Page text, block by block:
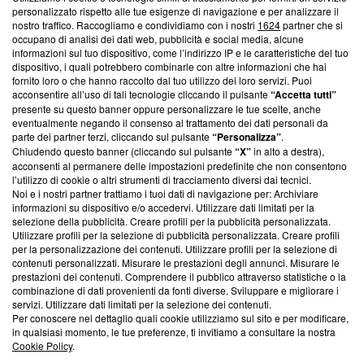
Questa sezione offre informazioni trasparenti su Blasting
News, sui nostri processi editoriali e su come ci impegniamo a
creare news di qualità. Inoltre, afferma la nostra aderenza a
‘Trust Project - News with Integrity’Blasting News non è
ancora membro del programma, ma ha richiesto di farne
parte; Trust Project non ha ancora effettuato una verifica di
conformità agli standard.
Su di noi
Team editoriale
Corporate
Redazione
Informativa Privacy
Cookie Policy
Blasting SA, IDI CHE-247.845.224, Via Carlo Frasca, 3 - 6900
Lugano (Svizzera) Tel:+39 0690258937
© 2026 Blasting News
personalizzato rispetto alle tue esigenze di navigazione e per analizzare il
nostro traffico. Raccogliamo e condividiamo con i nostri 1624partner che si
occupano di analisi dei dati web, pubblicità e social media, alcune
informazioni sul tuo dispositivo, come l’indirizzo IP e le caratteristiche del tuo
dispositivo, i quali potrebbero combinarle con altre informazioni che hai
fornito loro o che hanno raccolto dal tuo utilizzo dei loro servizi. Puoi
acconsentire all’uso di tali tecnologie cliccando il pulsante“Accetta tutti”
presente su questo banner oppure personalizzare le tue scelte, anche
eventualmente negando il consenso al trattamento dei dati personali da
parte dei partner terzi, cliccando sul pulsante“Personalizza”.
Chiudendo questo banner (cliccando sul pulsante“X”in alto a destra),
acconsenti al permanere delle impostazioni predefinite che non consentono
l’utilizzo di cookie o altri strumenti di tracciamento diversi dai tecnici.
Noi e i nostri partner trattiamo i tuoi dati di navigazione per: Archiviare
informazioni su dispositivo e/o accedervi. Utilizzare dati limitati per la
selezione della pubblicità. Creare profili per la pubblicità personalizzata.
Utilizzare profili per la selezione di pubblicità personalizzata. Creare profili
per la personalizzazione dei contenuti. Utilizzare profili per la selezione di
contenuti personalizzati. Misurare le prestazioni degli annunci. Misurare le
prestazioni dei contenuti. Comprendere il pubblico attraverso statistiche o la
combinazione di dati provenienti da fonti diverse. Sviluppare e migliorare i
servizi. Utilizzare dati limitati per la selezione dei contenuti.
Per conoscere nel dettaglio quali cookie utilizziamo sul sito e per modificare,
in qualsiasi momento, le tue preferenze, ti invitiamo a consultare la nostra
Cookie Policy.